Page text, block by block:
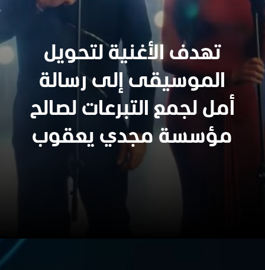
تهدف الأغنية لتحويل
الموسيقى إلى رسالة
أمل لجمع التبرعات لصالح
مؤسسة مجدي يعقوب